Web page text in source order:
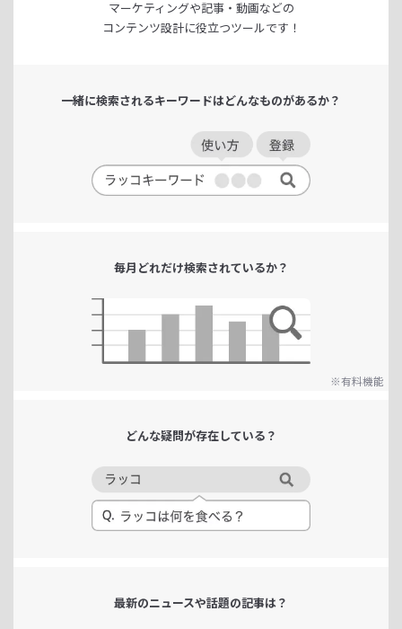
マーケティングや記事・動画などの
コンテンツ設計に役立つツールです！
一緒に検索されるキーワードはどんなものがあるか？
毎月どれだけ検索されているか？
※有料機能
どんな疑問が存在している？
最新のニュースや話題の記事は？